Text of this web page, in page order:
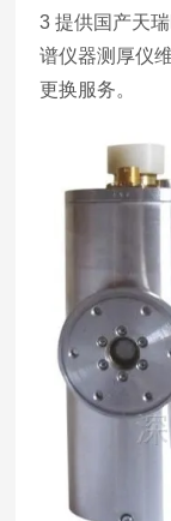
3 提供国产天
谱仪器测厚仪
更换服务。